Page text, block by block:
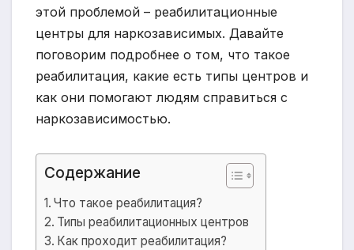
этой проблемой – реабилитационные
центры для наркозависимых. Давайте
поговорим подробнее о том, что такое
реабилитация, какие есть типы центров и
как они помогают людям справиться с
наркозависимостью.
Содержание
Что такое реабилитация?
Типы реабилитационных центров
Как проходит реабилитация?